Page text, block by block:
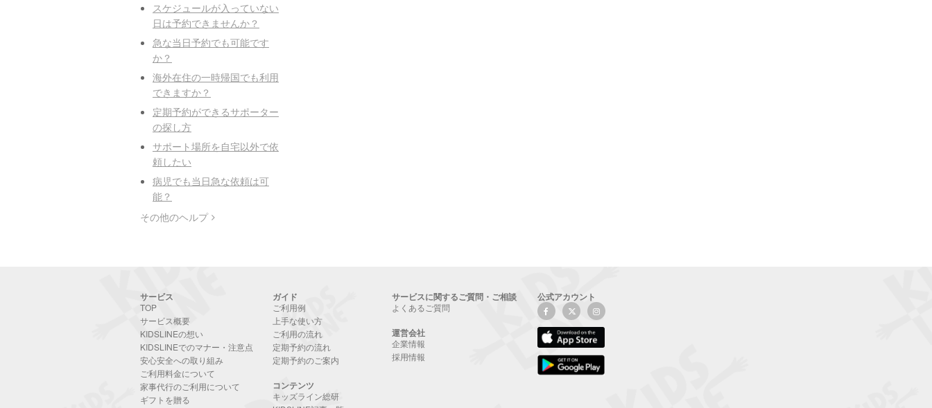
スケジュールが入っていない
日は予約できませんか？
急な当日予約でも可能です
か？
海外在住の一時帰国でも利用
できますか？
定期予約ができるサポーター
の探し方
サポート場所を自宅以外で依
頼したい
病児でも当日急な依頼は可
能？
その他のヘルプ
サービス
TOP
サービス概要
KIDSLINEの想い
KIDSLINEでのマナー・注意点
安心安全への取り組み
ご利用料金について
家事代行のご利用について
ギフトを贈る
ガイド
ご利用例
上手な使い方
ご利用の流れ
定期予約の流れ
定期予約のご案内
コンテンツ
キッズライン総研
サービスに関するご質問・ご相談
よくあるご質問
運営会社
企業情報
採用情報
公式アカウント